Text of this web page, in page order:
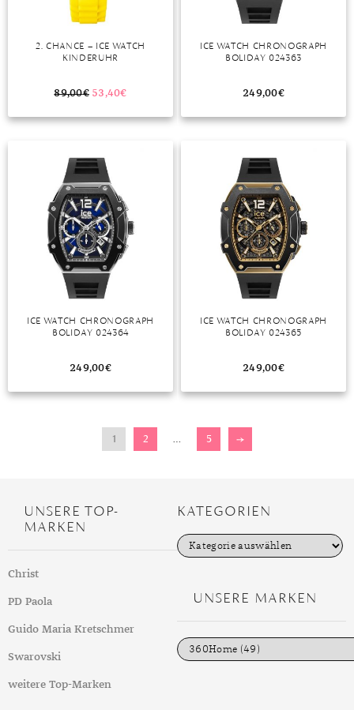
2. CHANCE – ICE WATCH
KINDERUHR
89,00€ 53,40€
ICE WATCH CHRONOGRAPH
BOLIDAY 024363
249,00€
ICE WATCH CHRONOGRAPH
BOLIDAY 024364
249,00€
ICE WATCH CHRONOGRAPH
BOLIDAY 024365
249,00€
1 2 … 5 →
UNSERE TOP-
MARKEN
Christ
PD Paola
Guido Maria Kretschmer
Swarovski
weitere Top-Marken
KATEGORIEN
K
a
e
n
UNSERE MARKEN